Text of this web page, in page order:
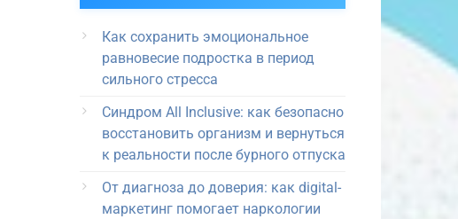
Как сохранить эмоциональное
равновесие подростка в период
сильного стресса
Синдром All Inclusive: как безопасно
восстановить организм и вернуться
к реальности после бурного отпуска
От диагноза до доверия: как digital-
маркетинг помогает наркологии